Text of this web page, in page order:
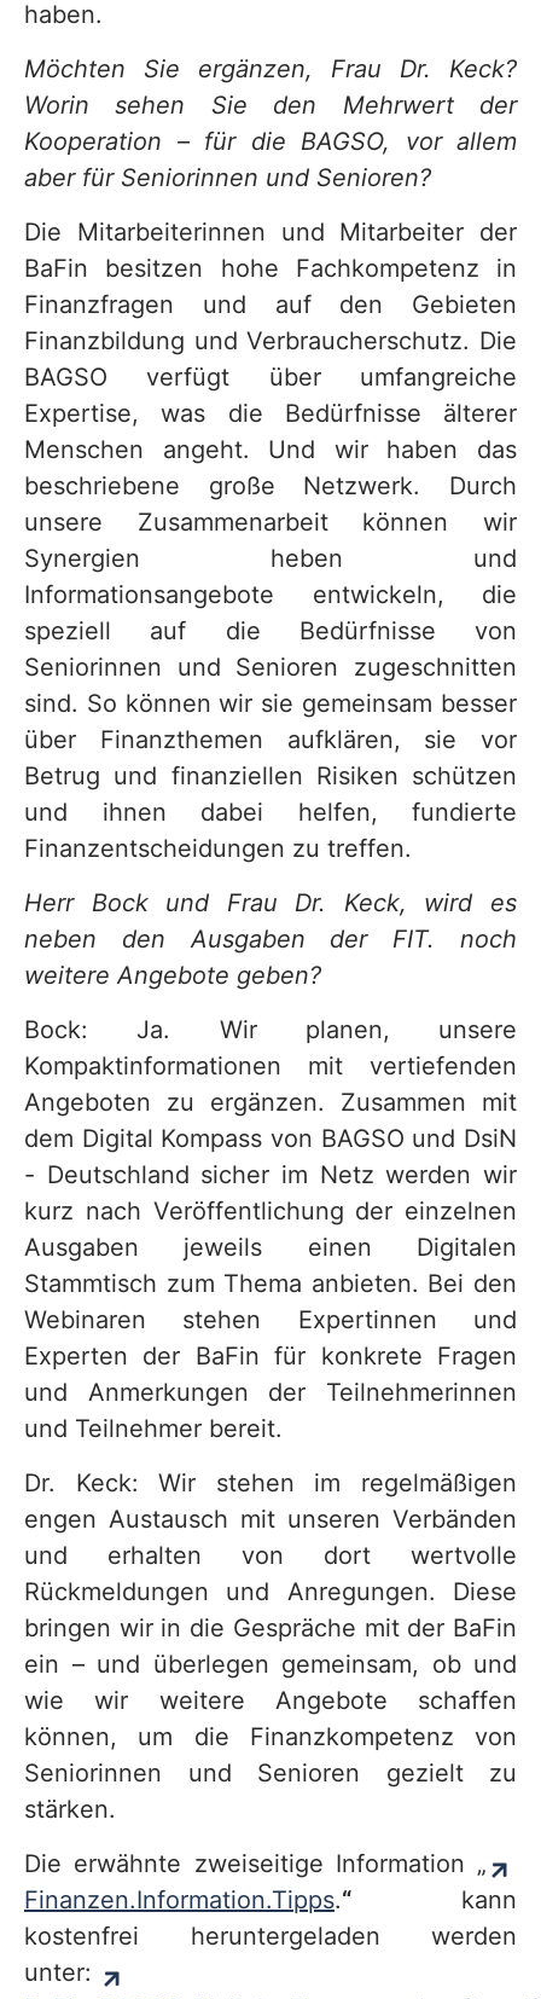
haben.
Möchten Sie ergänzen, Frau Dr. Keck?
Worin sehen Sie den Mehrwert der
Kooperation – für die BAGSO, vor allem
aber für Seniorinnen und Senioren?
Die Mitarbeiterinnen und Mitarbeiter der
BaFin besitzen hohe Fachkompetenz in
Finanzfragen und auf den Gebieten
Finanzbildung und Verbraucherschutz. Die
BAGSO verfügt über umfangreiche
Expertise, was die Bedürfnisse älterer
Menschen angeht. Und wir haben das
beschriebene große Netzwerk. Durch
unsere Zusammenarbeit können wir
Synergien heben und
Informationsangebote entwickeln, die
speziell auf die Bedürfnisse von
Seniorinnen und Senioren zugeschnitten
sind. So können wir sie gemeinsam besser
über Finanzthemen aufklären, sie vor
Betrug und finanziellen Risiken schützen
und ihnen dabei helfen, fundierte
Finanzentscheidungen zu treffen.
Herr Bock und Frau Dr. Keck, wird es
neben den Ausgaben der FIT. noch
weitere Angebote geben?
Bock: Ja. Wir planen, unsere
Kompaktinformationen mit vertiefenden
Angeboten zu ergänzen. Zusammen mit
dem Digital Kompass von BAGSO und DsiN
- Deutschland sicher im Netz werden wir
kurz nach Veröffentlichung der einzelnen
Ausgaben jeweils einen Digitalen
Stammtisch zum Thema anbieten. Bei den
Webinaren stehen Expertinnen und
Experten der BaFin für konkrete Fragen
und Anmerkungen der Teilnehmerinnen
und Teilnehmer bereit.
Dr. Keck: Wir stehen im regelmäßigen
engen Austausch mit unseren Verbänden
und erhalten von dort wertvolle
Rückmeldungen und Anregungen. Diese
bringen wir in die Gespräche mit der BaFin
ein – und überlegen gemeinsam, ob und
wie wir weitere Angebote schaffen
können, um die Finanzkompetenz von
Seniorinnen und Senioren gezielt zu
stärken.
Die erwähnte zweiseitige Information „
Finanzen.Information.Tipps.“ kann
kostenfrei heruntergeladen werden
unter: